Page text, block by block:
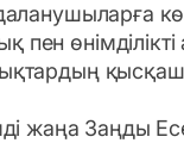
өнімділікті
жаңа Заңды